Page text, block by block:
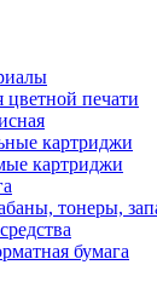
цветной печати
картриджи
картриджи
тонеры,
бумага